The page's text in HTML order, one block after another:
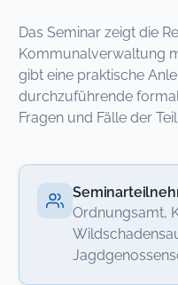
Das Seminar zeigt die
Kommunalverwaltung
gibt eine praktische
durchzuführende
Fragen und Fälle der
Ordnungsamt,